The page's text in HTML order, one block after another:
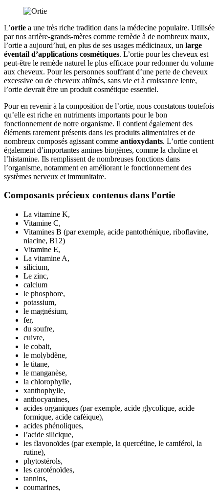
L’ortie a une très riche tradition dans la médecine populaire. Utilisée
par nos arrière-grands-mères comme remède à de nombreux maux,
l’ortie a aujourd’hui, en plus de ses usages médicinaux, un large
éventail d’applications cosmétiques. L’ortie pour les cheveux est
peut-être le remède naturel le plus efficace pour redonner du volume
aux cheveux. Pour les personnes souffrant d’une perte de cheveux
excessive ou de cheveux abîmés, sans vie et à croissance lente,
l’ortie devrait être un produit cosmétique essentiel.
Pour en revenir à la composition de l’ortie, nous constatons toutefois
qu’elle est riche en nutriments importants pour le bon
fonctionnement de notre organisme. Il contient également des
éléments rarement présents dans les produits alimentaires et de
nombreux composés agissant comme antioxydants. L’ortie contient
également d’importantes amines biogènes, comme la choline et
l’histamine. Ils remplissent de nombreuses fonctions dans
l’organisme, notamment en améliorant le fonctionnement des
systèmes nerveux et immunitaire.
Composants précieux contenus dans l’ortie
La vitamine K,
Vitamine C,
Vitamines B (par exemple, acide pantothénique, riboflavine,
niacine, B12)
Vitamine E,
La vitamine A,
silicium,
Le zinc,
calcium
le phosphore,
potassium,
le magnésium,
fer,
du soufre,
cuivre,
le cobalt,
le molybdène,
le titane,
le manganèse,
la chlorophylle,
xanthophylle,
anthocyanines,
acides organiques (par exemple, acide glycolique, acide
formique, acide caféique),
acides phénoliques,
l’acide silicique,
les flavonoïdes (par exemple, la quercétine, le camférol, la
rutine),
phytostérols,
les caroténoïdes,
tannins,
coumarines,